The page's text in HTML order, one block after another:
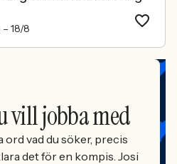
– 18/8
vill jobba med
ord vad du söker, precis
det för en kompis. Josi